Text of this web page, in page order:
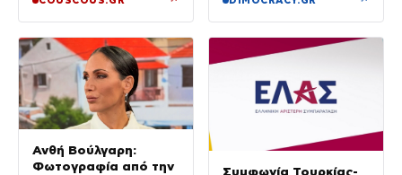
Ανθή Βούλγαρη:
Φωτογραφία από την
Συμφωνία Τουρκίας-